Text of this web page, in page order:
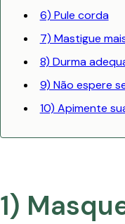
6) Pule corda
7) Mastigue
8) Durma
9) Não espere
10) Apimente
1)